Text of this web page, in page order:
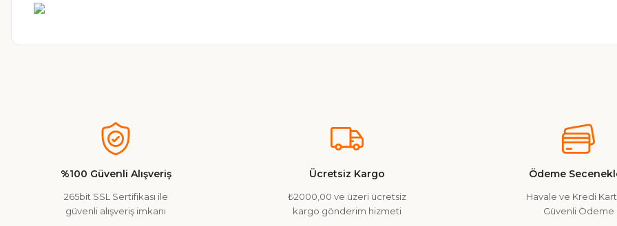
Ürün resmi kalitesiz, bozuk veya görüntülenemiyor.
Ürün bilgilerinde hatalar bulunuyor.
Ürün fiyatı diğer sitelerden daha pahalı.
%100 Güvenli Alışveriş
265bit SSL Sertifikası ile
güvenli alışveriş imkanı
Ücretsiz Kargo
₺2000,00 ve üzeri ücretsiz
kargo gönderim hizmeti
Ödeme
Havale ve Kredi
Güvenli Ödeme